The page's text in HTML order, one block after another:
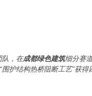
队，在成都绿色建筑细分赛
护结构热桥阻断工艺”获